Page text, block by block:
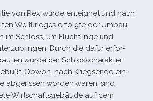
von Rex wurde ent­eig­net und nach
Weltkrieges erfolgte der Umbau
im Schloss, um Flüchtlinge und
Durch die dafür erfor­
wurde der Schlosscharakter
Obwohl nach Kriegsende ein­
abge­ris­sen wor­den waren, sind
Wirtschaftsgebäude auf dem